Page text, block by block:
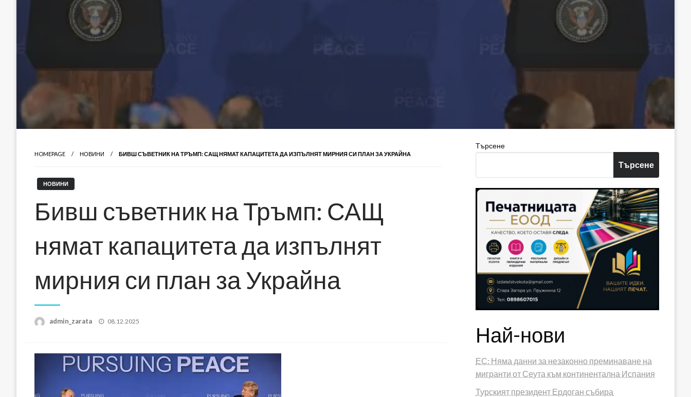
HOMEPAGE НОВИНИ БИВШ СЪВЕТНИК НА ТРЪМП: САЩ НЯМАТ КАПАЦИТЕТА ДА ИЗПЪЛНЯТ МИРНИЯ СИ ПЛАН ЗА УКРАЙНА
НОВИНИ
Бивш съветник на Тръмп: САЩ
нямат капацитета да изпълнят
мирния си план за Украйна
admin_zarata
Posted
08.12.2025
Търсене
Търсене
Най-нови
ЕС: Няма данни за незаконно преминаване на
мигранти от Сеута към континентална Испания
Турският президент Ердоган събира